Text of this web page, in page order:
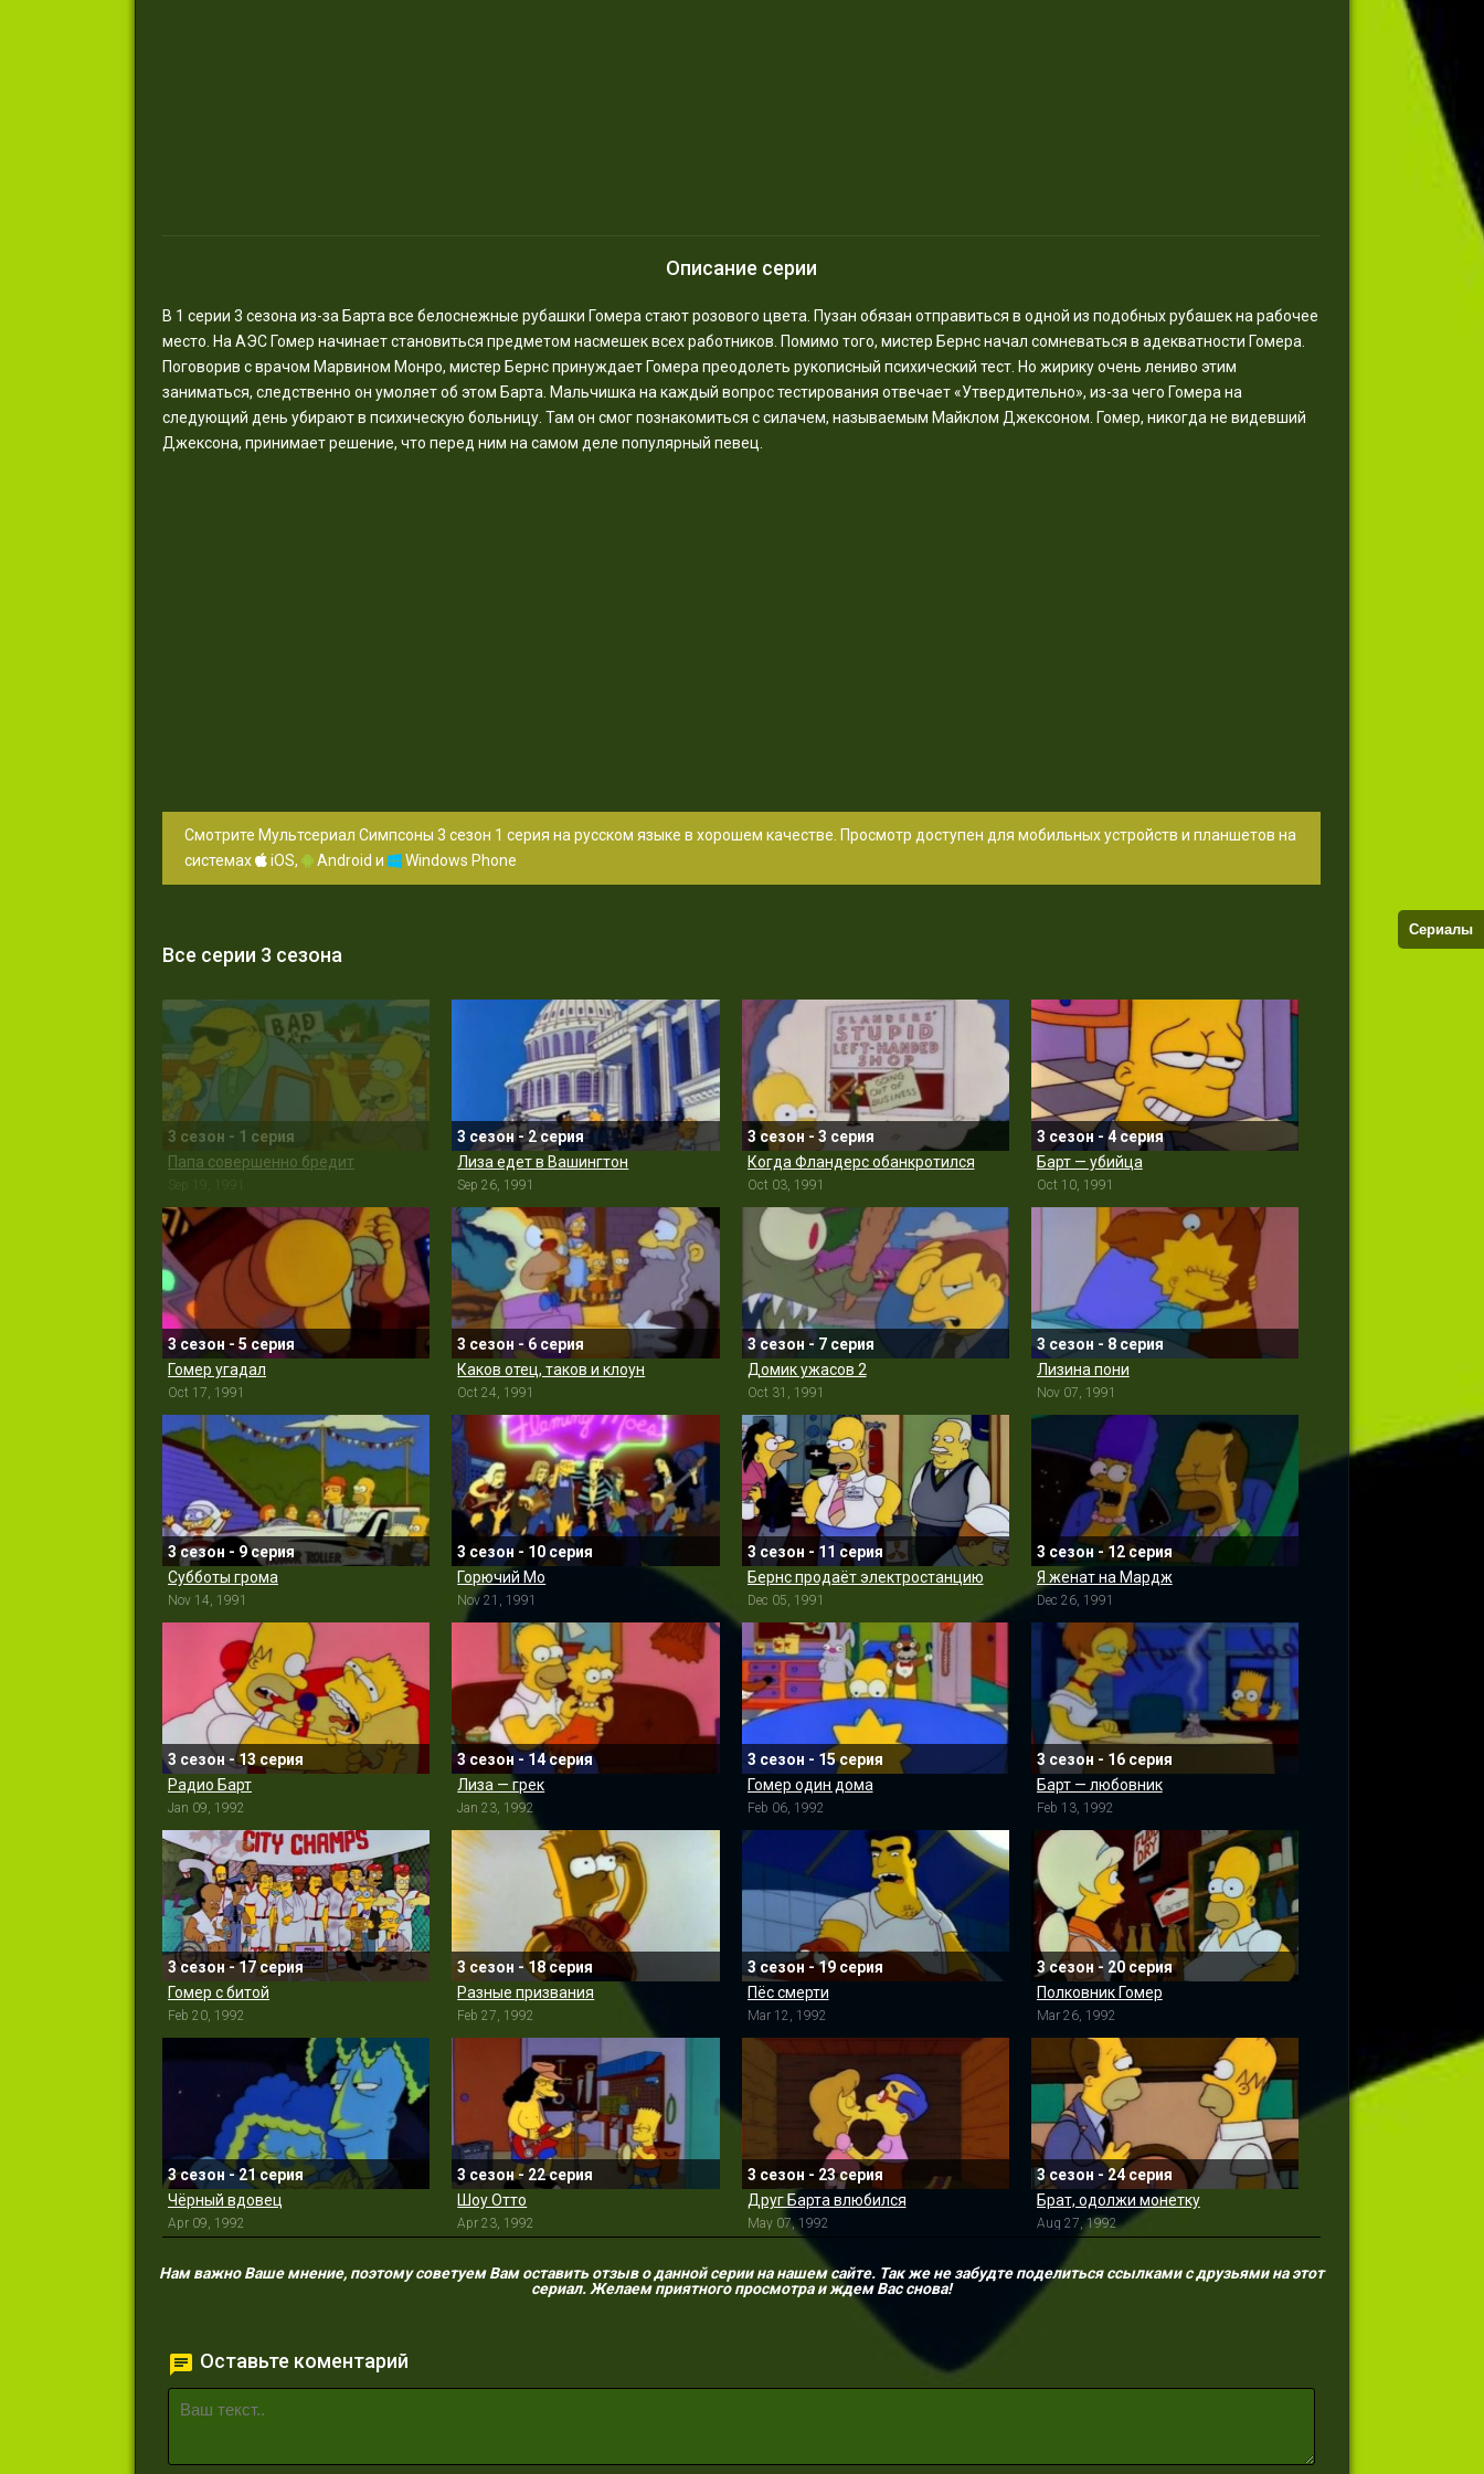
Описание серии
В 1 серии 3 сезона из-за Барта все белоснежные рубашки Гомера стают розового цвета. Пузан обязан отправиться в одной из подобных рубашек на рабочее
место. На АЭС Гомер начинает становиться предметом насмешек всех работников. Помимо того, мистер Бернс начал сомневаться в адекватности Гомера.
Поговорив с врачом Марвином Монро, мистер Бернс принуждает Гомера преодолеть рукописный психический тест. Но жирику очень лениво этим
заниматься, следственно он умоляет об этом Барта. Мальчишка на каждый вопрос тестирования отвечает «Утвердительно», из-за чего Гомера на
следующий день убирают в психическую больницу. Там он смог познакомиться с силачем, называемым Майклом Джексоном. Гомер, никогда не видевший
Джексона, принимает решение, что перед ним на самом деле популярный певец.
Смотрите Мультсериал Симпсоны 3 сезон 1 серия на русском языке в хорошем качестве. Просмотр доступен для мобильных устройств и планшетов на
системах
iOS, Android и Windows Phone
Все серии 3 сезона
3 сезон - 1 серия
Папа совершенно бредит
Sep 19, 1991
3 сезон - 2 серия
Лиза едет в Вашингтон
Sep 26, 1991
3 сезон - 3 серия
Когда Фландерс обанкротился
Oct 03, 1991
3 сезон - 4 серия
Барт — убийца
Oct 10, 1991
3 сезон - 5 серия
Гомер угадал
Oct 17, 1991
3 сезон - 6 серия
Каков отец, таков и клоун
Oct 24, 1991
3 сезон - 7 серия
Домик ужасов 2
Oct 31, 1991
3 сезон - 8 серия
Лизина пони
Nov 07, 1991
3 сезон - 9 серия
Субботы грома
Nov 14, 1991
3 сезон - 10 серия
Горючий Мо
Nov 21, 1991
3 сезон - 11 серия
Бернс продаёт электростанцию
Dec 05, 1991
3 сезон - 12 серия
Я женат на Мардж
Dec 26, 1991
3 сезон - 13 серия
Радио Барт
Jan 09, 1992
3 сезон - 14 серия
Лиза — грек
Jan 23, 1992
3 сезон - 15 серия
Гомер один дома
Feb 06, 1992
3 сезон - 16 серия
Барт — любовник
Feb 13, 1992
3 сезон - 17 серия
Гомер с битой
Feb 20, 1992
3 сезон - 18 серия
Разные призвания
Feb 27, 1992
3 сезон - 19 серия
Пёс смерти
Mar 12, 1992
3 сезон - 20 серия
Полковник Гомер
Mar 26, 1992
3 сезон - 21 серия
Чёрный вдовец
Apr 09, 1992
3 сезон - 22 серия
Шоу Отто
Apr 23, 1992
3 сезон - 23 серия
Друг Барта влюбился
May 07, 1992
3 сезон - 24 серия
Брат, одолжи монетку
Aug 27, 1992
Нам важно Ваше мнение, поэтому советуем Вам оставить отзыв о данной серии на нашем сайте. Так же не забудте поделиться ссылками с друзьями на этот
сериал. Желаем приятного просмотра и ждем Вас снова!
Оставьте коментарий
Сериалы